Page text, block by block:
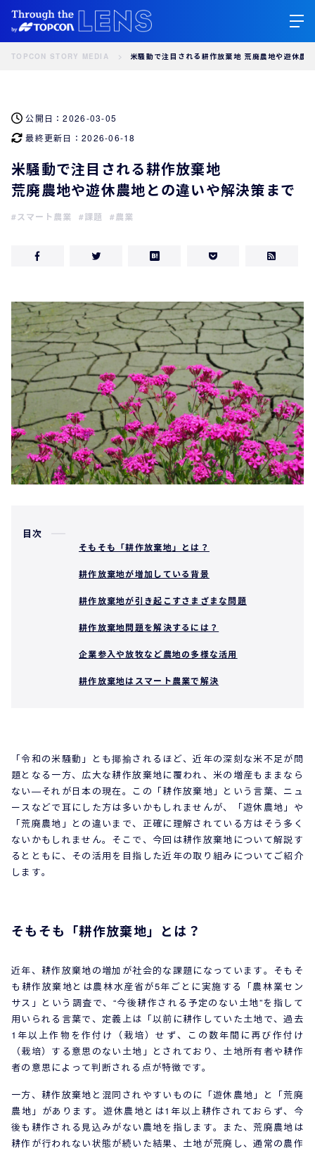
TOPCON STORY MEDIA 米騒動で注目される耕作放棄地 荒廃農地や遊休農
公開日：2026-03-05
最終更新日： 2026-06-18
米騒動で注目される耕作放棄地
荒廃農地や遊休農地との違いや解決策まで
スマート農業 課題 農業
目次
そもそも「耕作放棄地」とは？
耕作放棄地が増加している背景
耕作放棄地が引き起こすさまざまな問題
耕作放棄地問題を解決するには？
企業参入や放牧など農地の多様な活用
耕作放棄地はスマート農業で解決
「令和の米騒動」とも揶揄されるほど、近年の深刻な米不足が問
題となる一方、広大な耕作放棄地に覆われ、米の増産もままなら
ない—それが日本の現在。この「耕作放棄地」という言葉、ニュ
ースなどで耳にした方は多いかもしれませんが、「遊休農地」や
「荒廃農地」との違いまで、正確に理解されている方はそう多く
ないかもしれません。そこで、今回は耕作放棄地について解説す
るとともに、その活用を目指した近年の取り組みについてご紹介
します。
そもそも「耕作放棄地」とは？
近年、耕作放棄地の増加が社会的な課題になっています。そもそ
も耕作放棄地とは農林水産省が5年ごとに実施する「農林業セン
サス」という調査で、“今後耕作される予定のない土地”を指して
用いられる言葉で、定義上は「以前に耕作していた土地で、過去
1年以上作物を作付け（栽培）せず、この数年間に再び作付け
（栽培）する意思のない土地」とされており、土地所有者や耕作
者の意思によって判断される点が特徴です。
一方、耕作放棄地と混同されやすいものに「遊休農地」と「荒廃
農地」があります。遊休農地とは1年以上耕作されておらず、今
後も耕作される見込みがない農地を指します。また、荒廃農地は
耕作が行われない状態が続いた結果、土地が荒廃し、通常の農作